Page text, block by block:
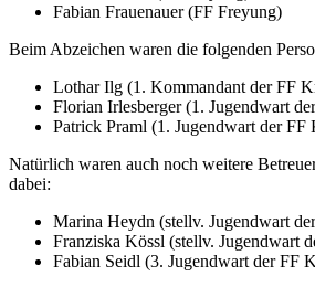
Fabian Frauenauer (FF Freyung)
Beim Abzeichen waren die folgenden
Lothar Ilg (1. Kommandant der FF
Florian Irlesberger (1. Jugendwart
Patrick Praml (1. Jugendwart der FF
Natürlich waren auch noch weitere
dabei:
Marina Heydn (stellv. Jugendwart
Franziska Kössl (stellv. Jugendwart
Fabian Seidl (3. Jugendwart der FF